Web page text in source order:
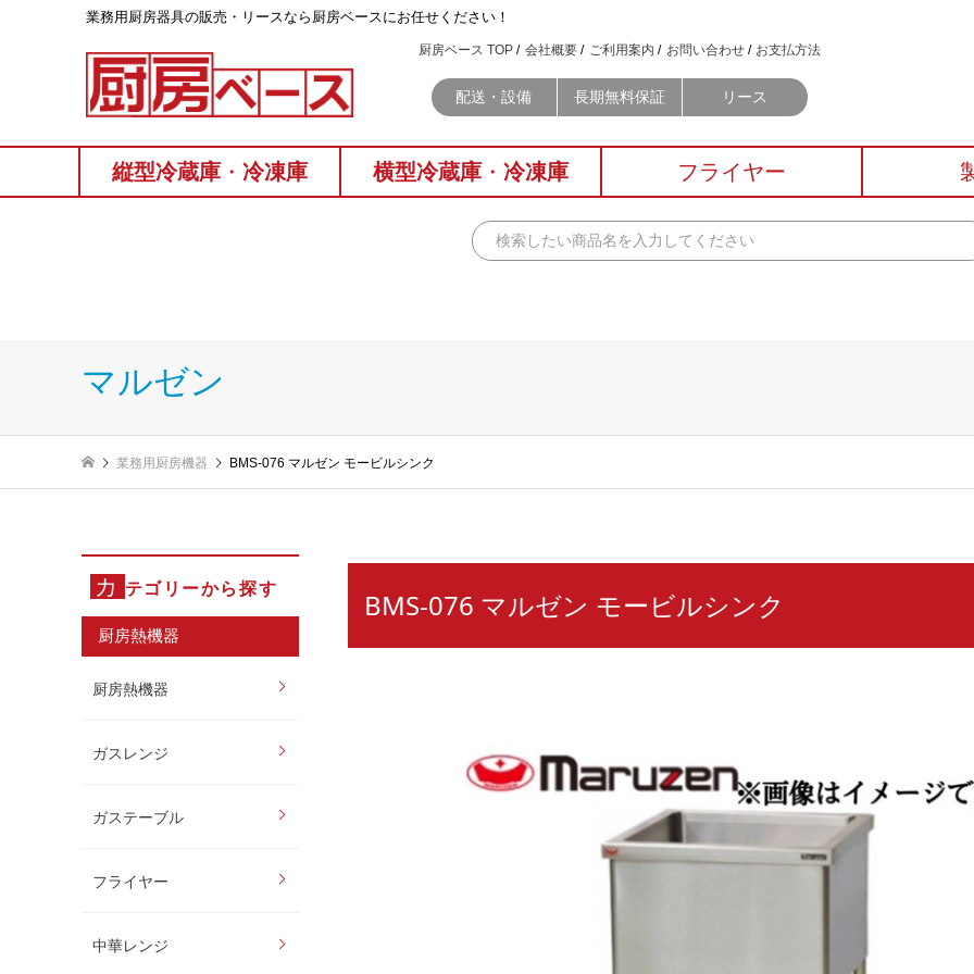
業務⽤厨房器具の販売・リースなら厨房ベースにお任せください！
厨房ベース TOP 会社概要 ご利用案内 お問い合わせ お支払方法
配送・設備 長期無料保証 リース
縦型冷蔵庫 ・ 冷凍庫 横型冷蔵庫 ・ 冷凍庫 フライヤー
マルゼン
業務用厨房機器 BMS-076 マルゼン モービルシンク
カ テゴリーから探す
厨房熱機器
厨房熱機器
ガスレンジ
ガステーブル
フライヤー
中華レンジ
BMS-076 マルゼン モービルシンク